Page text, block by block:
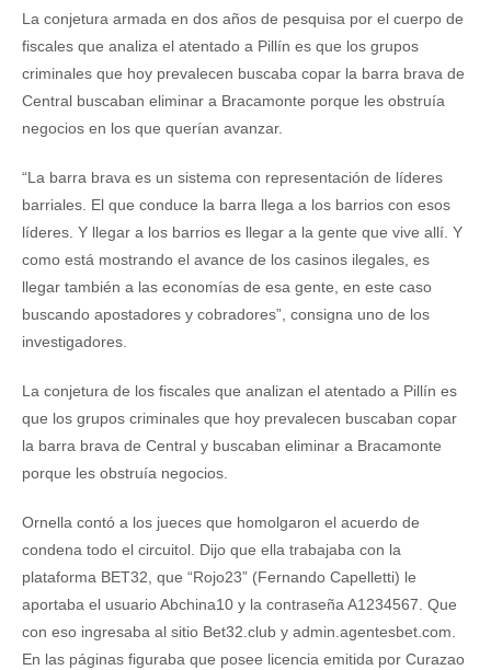
La conjetura armada en dos años de pesquisa por el cuerpo de
fiscales que analiza el atentado a Pillín es que los grupos
criminales que hoy prevalecen buscaba copar la barra brava de
Central buscaban eliminar a Bracamonte porque les obstruía
negocios en los que querían avanzar.
“La barra brava es un sistema con representación de líderes
barriales. El que conduce la barra llega a los barrios con esos
líderes. Y llegar a los barrios es llegar a la gente que vive allí. Y
como está mostrando el avance de los casinos ilegales, es
llegar también a las economías de esa gente, en este caso
buscando apostadores y cobradores”, consigna uno de los
investigadores.
La conjetura de los fiscales que analizan el atentado a Pillín es
que los grupos criminales que hoy prevalecen buscaban copar
la barra brava de Central y buscaban eliminar a Bracamonte
porque les obstruía negocios.
Ornella contó a los jueces que homolgaron el acuerdo de
condena todo el circuitol. Dijo que ella trabajaba con la
plataforma BET32, que “Rojo23” (Fernando Capelletti) le
aportaba el usuario Abchina10 y la contraseña A1234567. Que
con eso ingresaba al sitio Bet32.club y admin.agentesbet.com.
En las páginas figuraba que posee licencia emitida por Curazao